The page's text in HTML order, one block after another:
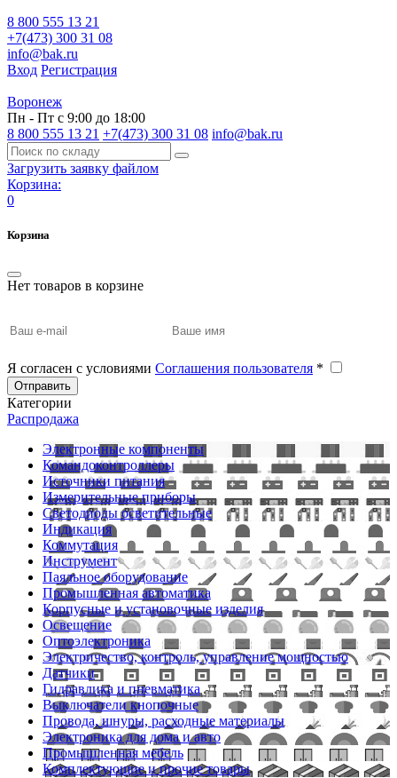
8 800 555 13 21
+7(473) 300 31 08
info@bak.ru
Вход Регистрация
Воронеж
Пн - Пт с 9:00 до 18:00
8 800 555 13 21 +7(473) 300 31 08 info@bak.ru
Загрузить заявку файлом
Корзина:
0
Корзина
Нет товаров в корзине
Я согласен с условиями Соглашения пользователя *
Отправить
Категории
Распродажа
Электронные компоненты
Командоконтроллеры
Источники питания
Измерительные приборы
Светодиоды осветительные
Индикация
Коммутация
Инструмент
Паяльное оборудование
Промышленная автоматика
Корпусные и установочные изделия
Освещение
Оптоэлектроника
Электричество, контроль, управление мощностью
Датчики
Гидравлика и пневматика
Выключатели кнопочные
Провода, шнуры, расходные материалы
Электроника для дома и авто
Промышленная мебель
Комплектующие и прочие товары